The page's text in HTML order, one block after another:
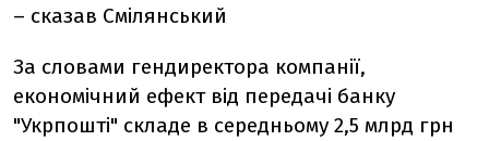
– сказав Смілянський
За словами гендиректора компанії,
економічний ефект від передачі банку
"Укрпошті" складе в середньому 2,5 млрд грн